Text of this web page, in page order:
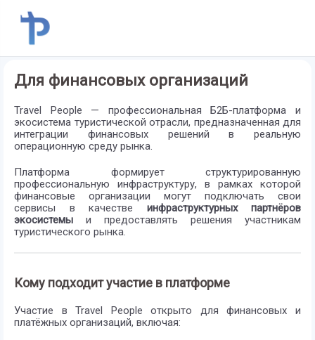
Для финансовых организаций
Travel People — профессиональная Б2Б-платформа и
экосистема туристической отрасли, предназначенная для
интеграции финансовых решений в реальную
операционную среду рынка.
Платформа формирует структурированную
профессиональную инфраструктуру, в рамках которой
финансовые организации могут подключать свои
сервисы в качестве инфраструктурных партнёров
экосистемы и предоставлять решения участникам
туристического рынка.
Кому подходит участие в платформе
Участие в Travel People открыто для финансовых и
платёжных организаций, включая: